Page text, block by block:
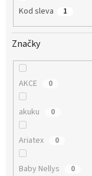
Kod sleva 1
Značky
AKCE 0
akuku 0
Ariatex 0
Baby Nellys 0